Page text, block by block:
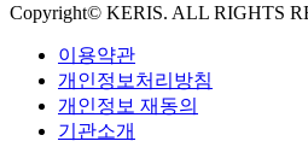
Copyright© KERIS. ALL RIGHTS
이용약관
개인정보처리방침
개인정보 재동의
기관소개